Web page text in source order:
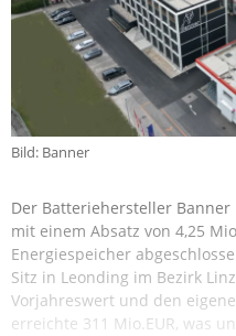
Bild: Banner
Der Batteriehersteller
mit einem Absatz von 4,25
Energiespeicher
Sitz in Leonding im Bezirk
Vorjahreswert und den
erreichte 311 Mio.EUR, was